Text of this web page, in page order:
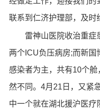
联系到仁济护理部，及时
雷神山医院收治重症
两个ICU负压病房;而新
感染者为主，共有10个
然不同。4月21日，又紧
中一个就在湖北援沪医